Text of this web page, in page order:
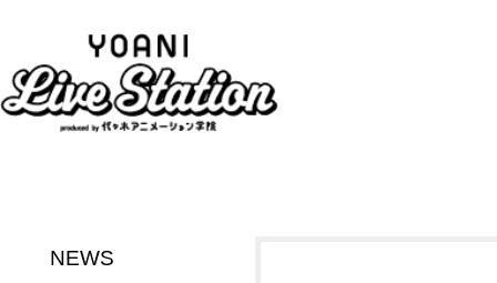
NEWS